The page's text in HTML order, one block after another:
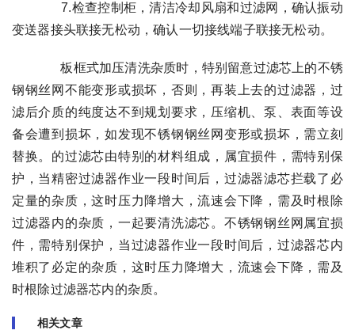
7.检查控制柜，清洁冷却风扇和过滤网，确认振动
变送器接头联接无松动，确认一切接线端子联接无松动。
板框式加压清洗杂质时，特别留意过滤芯上的不锈
钢钢丝网不能变形或损坏，否则，再装上去的过滤器，过
滤后介质的纯度达不到规划要求，压缩机、泵、表面等设
备会遭到损坏，如发现不锈钢钢丝网变形或损坏，需立刻
替换。的过滤芯由特别的材料组成，属宜损件，需特别保
护，当精密过滤器作业一段时间后，过滤器滤芯拦载了必
定量的杂质，这时压力降增大，流速会下降，需及时根除
过滤器内的杂质，一起要清洗滤芯。不锈钢钢丝网属宜损
件，需特别保护，当过滤器作业一段时间后，过滤器芯内
堆积了必定的杂质，这时压力降增大，流速会下降，需及
时根除过滤器芯内的杂质。
相关文章